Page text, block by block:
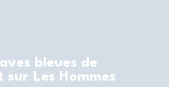
bleues de
Les Hommes